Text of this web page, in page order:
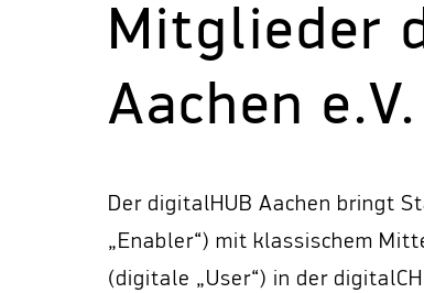
Mitglieder
Aachen e.V.
Der digitalHUB Aachen bringt
„Enabler“) mit klassischem
(digitale „User“) in der